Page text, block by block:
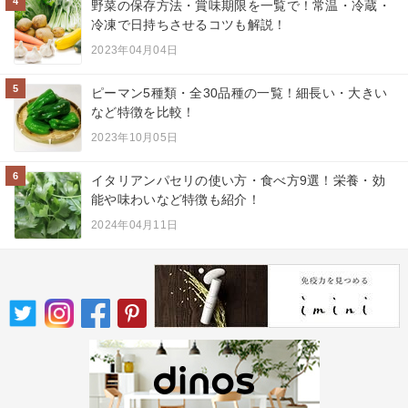
野菜の保存方法・賞味期限を一覧で！常温・冷蔵・
冷凍で日持ちさせるコツも解説！
2023年04月04日
5
ピーマン5種類・全30品種の一覧！細長い・大きい
など特徴を比較！
2023年10月05日
6
イタリアンパセリの使い方・食べ方9選！栄養・効
能や味わいなど特徴も紹介！
2024年04月11日